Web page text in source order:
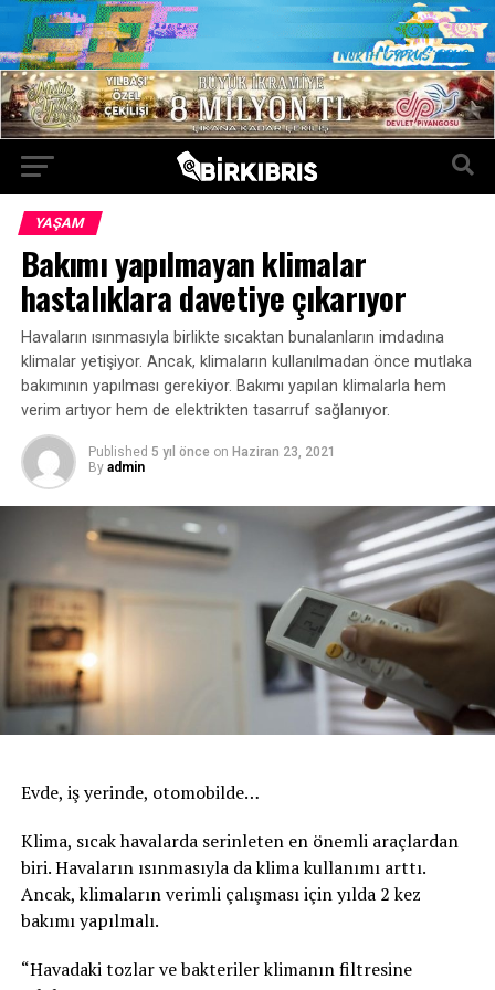
YAŞAM
Bakımı yapılmayan klimalar
hastalıklara davetiye çıkarıyor
Havaların ısınmasıyla birlikte sıcaktan bunalanların imdadına
klimalar yetişiyor. Ancak, klimaların kullanılmadan önce mutlaka
bakımının yapılması gerekiyor. Bakımı yapılan klimalarla hem
verim artıyor hem de elektrikten tasarruf sağlanıyor.
Published 5 yıl önce on Haziran 23, 2021
By admin
Evde, iş yerinde, otomobilde…
Klima, sıcak havalarda serinleten en önemli araçlardan
biri. Havaların ısınmasıyla da klima kullanımı arttı.
Ancak, klimaların verimli çalışması için yılda 2 kez
bakımı yapılmalı.
“Havadaki tozlar ve bakteriler klimanın filtresine